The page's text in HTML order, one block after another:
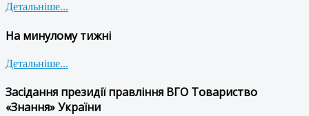
Детальніше...
На минулому тижні
Детальніше...
Засідання президії правління ВГО Товариство
«Знання» України